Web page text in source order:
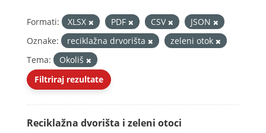
Formati: XLSX PDF CSV
JSON
Oznake:
reciklažna drvorišta
zeleni otok
Tema:
Okoliš
Filtriraj rezultate
Reciklažna dvorišta i zeleni otoci